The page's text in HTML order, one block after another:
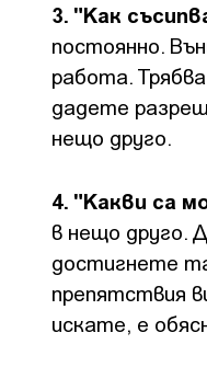
3. "Как
постоянно.
работа.
дадете
нещо друго.
4. "Какви са
в нещо друго.
достигнете
препятствия
искате, е